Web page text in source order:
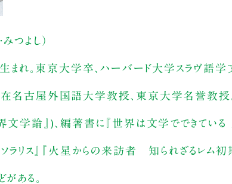
つよし）
まれ。東京大学卒、ハーバード大学スラヴ語
名古屋外国語大学教授、東京大学名誉教授
文学論』)、編著書に『世界は文学でできてい
ソラリス』『火星からの来訪者 知られざるレム初
ある。